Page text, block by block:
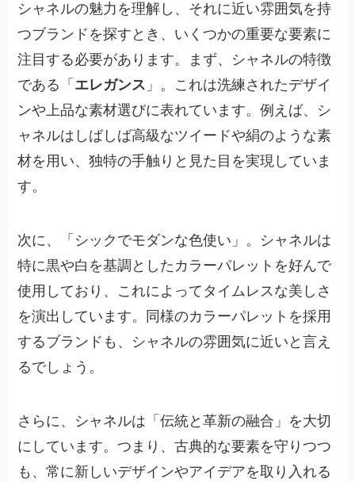
シャネルの魅力を理解し、それに近い雰囲気を持
つブランドを探すとき、いくつかの重要な要素に
注目する必要があります。まず、シャネルの特徴
である「 エレガンス 」。これは洗練されたデザイ
ンや上品な素材選びに表れています。例えば、シ
ャネルはしばしば高級なツイードや絹のような素
材を用い、独特の手触りと見た目を実現していま
す。
次に、「 シックでモダンな色使い 」。シャネルは
特に黒や白を基調としたカラーパレットを好んで
使用しており、これによってタイムレスな美しさ
を演出しています。同様のカラーパレットを採用
するブランドも、シャネルの雰囲気に近いと言え
るでしょう。
さらに、シャネルは「伝統と革新の融合 」を大切
にしています。つまり、古典的な要素を守りつつ
も、常に新しいデザインやアイデアを取り入れる